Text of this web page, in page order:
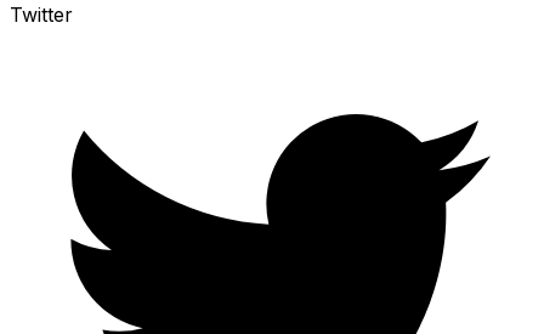
Twitter